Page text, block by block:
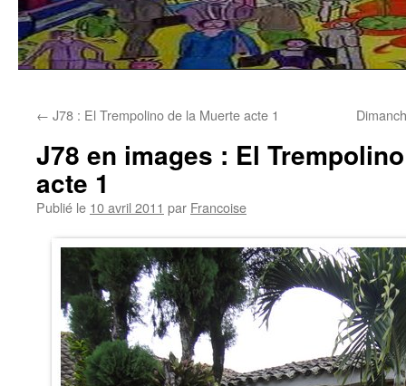
← J78 : El Trempolino de la Muerte acte 1
J78 en images : El
acte 1
Publié le 10 avril 2011 par Francoise